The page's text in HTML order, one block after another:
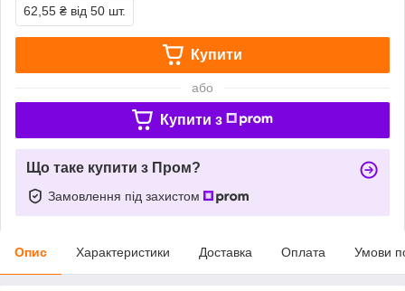
62,55 ₴ від 50 шт.
Купити
або
Купити з
Що таке купити з Пром?
Замовлення під захистом
Опис Характеристики Доставка Оплата Умови